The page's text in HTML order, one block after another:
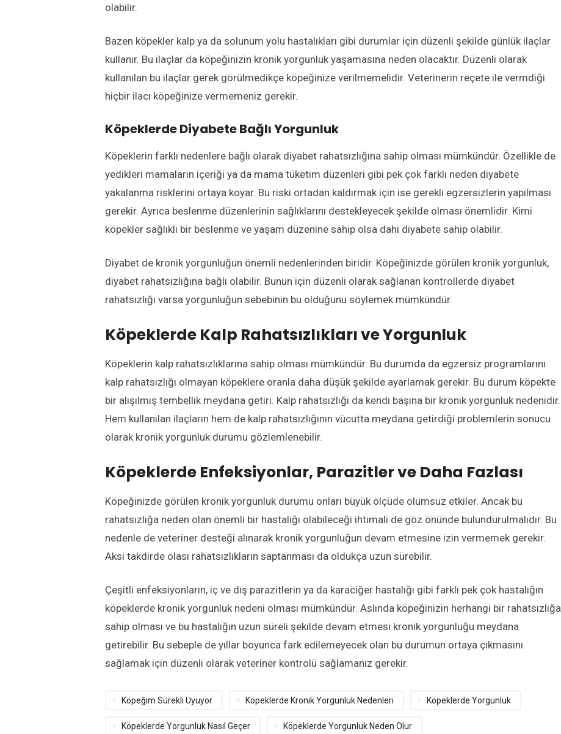
olabilir.
Bazen köpekler kalp ya da solunum yolu hastalıkları gibi durumlar için düzenli şekilde günlük ilaçlar
kullanır. Bu ilaçlar da köpeğinizin kronik yorgunluk yaşamasına neden olacaktır. Düzenli olarak
kullanılan bu ilaçlar gerek görülmedikçe köpeğinize verilmemelidir. Veterinerin reçete ile vermdiği
hiçbir ilacı köpeğinize vermemeniz gerekir.
Köpeklerde Diyabete Bağlı Yorgunluk
Köpeklerin farklı nedenlere bağlı olarak diyabet rahatsızlığına sahip olması mümkündür. Özellikle de
yedikleri mamaların içeriği ya da mama tüketim düzenleri gibi pek çok farklı neden diyabete
yakalanma risklerini ortaya koyar. Bu riski ortadan kaldırmak için ise gerekli egzersizlerin yapılması
gerekir. Ayrıca beslenme düzenlerinin sağlıklarını destekleyecek şekilde olması önemlidir. Kimi
köpekler sağlıklı bir beslenme ve yaşam düzenine sahip olsa dahi diyabete sahip olabilir.
Diyabet de kronik yorgunluğun önemli nedenlerinden biridir. Köpeğinizde görülen kronik yorgunluk,
diyabet rahatsızlığına bağlı olabilir. Bunun için düzenli olarak sağlanan kontrollerde diyabet
rahatsızlığı varsa yorgunluğun sebebinin bu olduğunu söylemek mümkündür.
Köpeklerde Kalp Rahatsızlıkları ve Yorgunluk
Köpeklerin kalp rahatsızlıklarına sahip olması mümkündür. Bu durumda da egzersiz programlarını
kalp rahatsızlığı olmayan köpeklere oranla daha düşük şekilde ayarlamak gerekir. Bu durum köpekte
bir alışılmış tembellik meydana getiri. Kalp rahatsızlığı da kendi başına bir kronik yorgunluk nedenidir.
Hem kullanılan ilaçların hem de kalp rahatsızlığının vücutta meydana getirdiği problemlerin sonucu
olarak kronik yorgunluk durumu gözlemlenebilir.
Köpeklerde Enfeksiyonlar, Parazitler ve Daha Fazlası
Köpeğinizde görülen kronik yorgunluk durumu onları büyük ölçüde olumsuz etkiler. Ancak bu
rahatsızlığa neden olan önemli bir hastalığı olabileceği ihtimali de göz önünde bulundurulmalıdır. Bu
nedenle de veteriner desteği alınarak kronik yorgunluğun devam etmesine izin vermemek gerekir.
Aksi takdirde olası rahatsızlıkların saptanması da oldukça uzun sürebilir.
Çeşitli enfeksiyonların, iç ve dış parazitlerin ya da karaciğer hastalığı gibi farklı pek çok hastalığın
köpeklerde kronik yorgunluk nedeni olması mümkündür. Aslında köpeğinizin herhangi bir rahatsızlığa
sahip olması ve bu hastalığın uzun süreli şekilde devam etmesi kronik yorgunluğu meydana
getirebilir. Bu sebeple de yıllar boyunca fark edilemeyecek olan bu durumun ortaya çıkmasını
sağlamak için düzenli olarak veteriner kontrolü sağlamanız gerekir.
Köpeğim Sürekli Uyuyor Köpeklerde Kronik Yorgunluk Nedenleri Köpeklerde Yorgunluk
Köpeklerde Yorgunluk Nasıl Geçer Köpeklerde Yorgunluk Neden Olur